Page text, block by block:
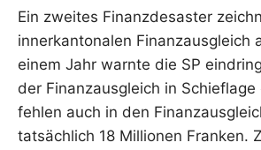
Ein zweites Finanzdesaster
innerkantonalen Finanzausgleich
einem Jahr warnte die SP
der Finanzausgleich in Schieflage
fehlen auch in den
tatsächlich 18 Millionen Franken.